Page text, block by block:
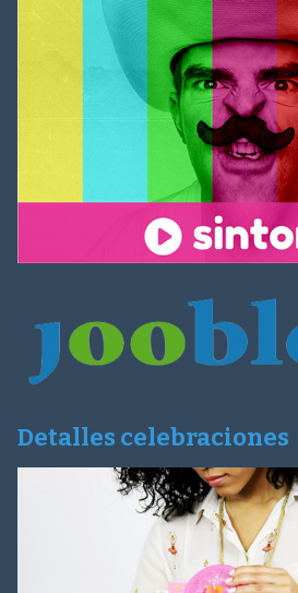
Detalles celebraciones